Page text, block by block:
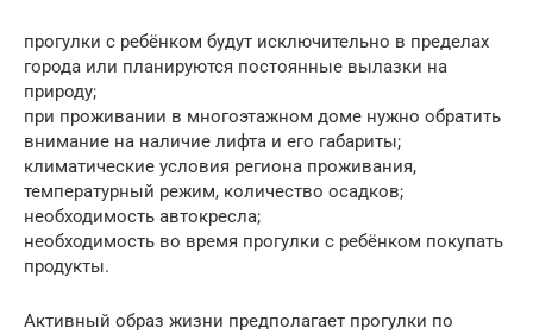
прогулки с ребёнком будут исключительно в пределах
города или планируются постоянные вылазки на
природу;
при проживании в многоэтажном доме нужно обратить
внимание на наличие лифта и его габариты;
климатические условия региона проживания,
температурный режим, количество осадков;
необходимость автокресла;
необходимость во время прогулки с ребёнком покупать
продукты.
Активный образ жизни предполагает прогулки по